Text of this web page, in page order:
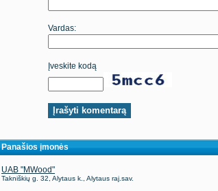
Vardas:
Įveskite kodą
Panašios įmonės
UAB "MWood"
Takniškių g. 32, Alytaus k., Alytaus raj.sav.